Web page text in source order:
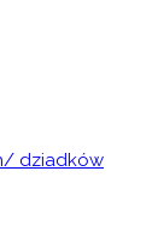
dziadków